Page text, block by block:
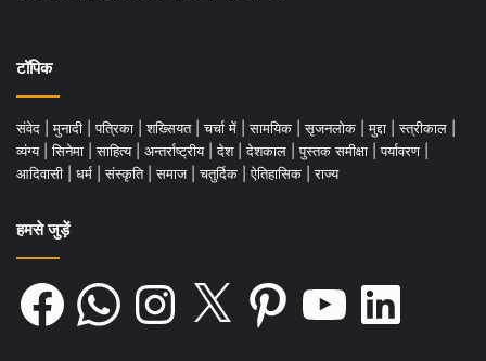
टॉपिक
संवेद मुनादी पत्रिका शख्सियत चर्चा में सामयिक सृजनलोक मुद्दा स्त्रीकाल
व्यंग्य
सिनेमा साहित्य अन्तर्राष्ट्रीय देश देशकाल पुस्तक समीक्षा पर्यावरण
आदिवासी
धर्म संस्कृति समाज चतुर्दिक ऐतिहासिक राज्य
हमसे जुड़ें
Facebook WhatsAppInstagram Pinterest LinkedIn